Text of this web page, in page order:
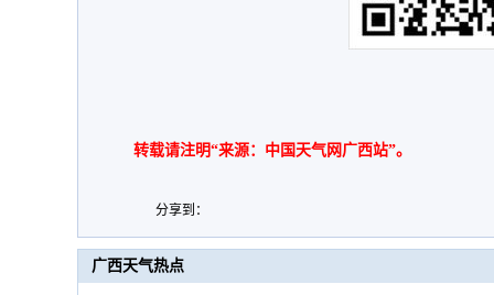
转载请注明“来源：中国天气网广西站”。
分享到：
广西天气热点